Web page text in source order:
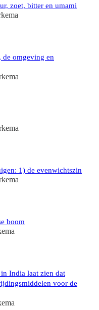
zoet, bitter en umami
omgeving en
1) de evenwichtszin
boom
India laat zien dat
voor de